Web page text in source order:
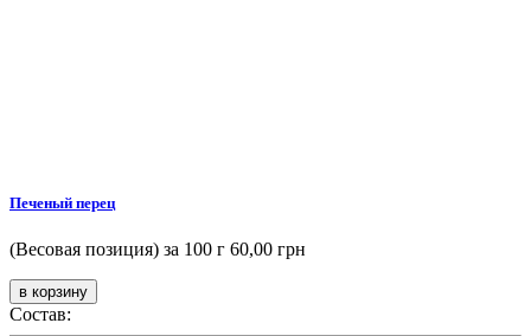
Печеный перец
(Весовая позиция) за 100 г 60,00 грн
Состав: